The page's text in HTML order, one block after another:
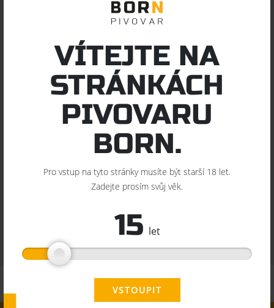
VÍTEJTE NA
STRÁNKÁCH
PIVOVARU
BORN.
Pro vstup na tyto stránky musíte být starší 18 let.
Zadejte prosím svůj věk.
15 let
VSTOUPIT
chmelení použity dva druhy chmelů z USA a jeden nově
vyšlechtěný v ČR z původního ruského divokého chmele,
chmeleno i za studena. Nepasterizované a nefiltrované.
10,5°
Stupňovitost